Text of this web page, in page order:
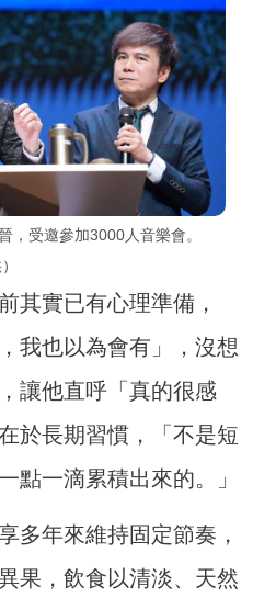
，受邀參加3000人音樂會。
其實已有心理準備，
我也以為會有」，沒想
讓他直呼「真的很感
於長期習慣，「不是短
點一滴累積出來的。」
多年來維持固定節奏，
果，飲食以清淡、天然